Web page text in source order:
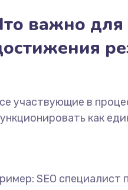
важно для
участвующие в
как
SEO